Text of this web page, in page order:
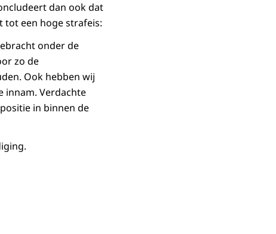
dan ook dat
tot een hoge strafeis:
onder de
zo de
Ook hebben wij
innam. Verdachte
in binnen de